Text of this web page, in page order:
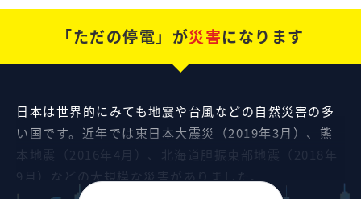
「ただの停電」が災害になります
日本は世界的にみても地震や台風などの自然災害の多
い国です。近年では東日本大震災（2019年3月）、熊
本地震（2016年4月）、北海道胆振東部地震（2018年
9月）などの大規模な災害がありました。